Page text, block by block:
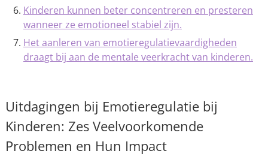
Kinderen kunnen beter concentreren en presteren
wanneer ze emotioneel stabiel zijn.
Het aanleren van emotieregulatievaardigheden
draagt bij aan de mentale veerkracht van kinderen.
Uitdagingen bij Emotieregulatie bij
Kinderen: Zes Veelvoorkomende
Problemen en Hun Impact